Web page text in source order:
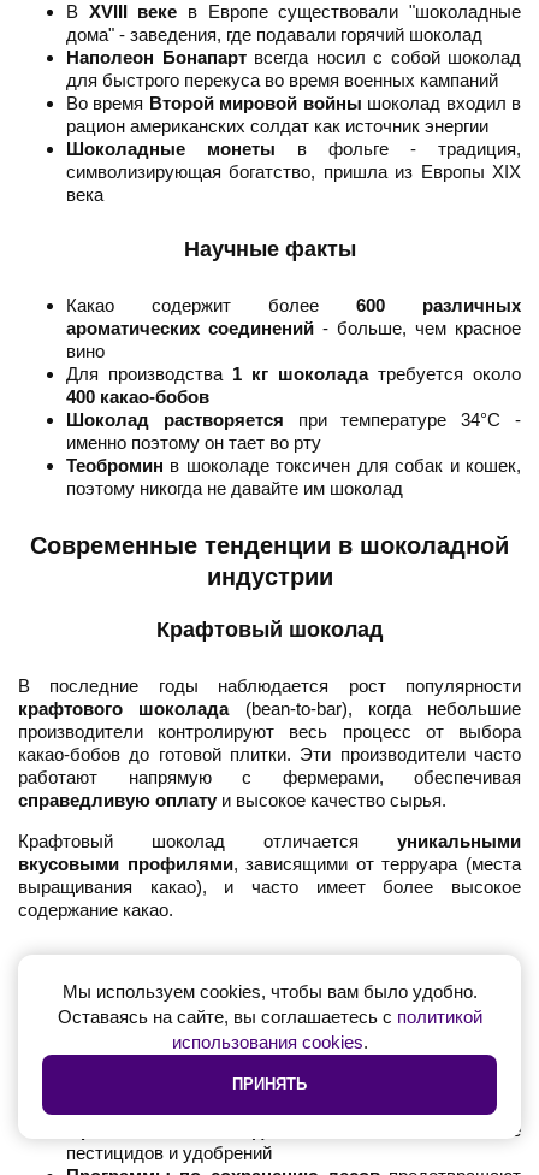
В XVIII веке в Европе существовали "шоколадные
дома" - заведения, где подавали горячий шоколад
Наполеон Бонапартвсегда носил с собой шоколад
для быстрого перекуса во время военных кампаний
Во время Второй мировой войны шоколад входил в
рацион американских солдат как источник энергии
Шоколадные монеты в фольге - традиция,
символизирующая богатство, пришла из Европы XIX
века
Научные факты
Какао содержит более 600 различных
ароматических соединений - больше, чем красное
вино
Для производства 1 кг шоколадатребуется около
400 какао-бобов
Шоколад растворяется при температуре 34°C -
именно поэтому он тает во рту
Теобромин в шоколаде токсичен для собак и кошек,
поэтому никогда не давайте им шоколад
Современные тенденции в шоколадной
индустрии
Крафтовый шоколад
В последние годы наблюдается рост популярности
крафтового шоколада(bean-to-bar), когда небольшие
производители контролируют весь процесс от выбора
какао-бобов до готовой плитки. Эти производители часто
работают напрямую с фермерами, обеспечивая
справедливую оплату и высокое качество сырья.
Крафтовый шоколад отличается уникальными
вкусовыми профилями, зависящими от терруара (места
выращивания какао), и часто имеет более высокое
содержание какао.
Шоколадная индустрия всё больше внимания уделяет
устойчивому развитию:
Сертификация Fairtradeгарантирует справедливую
снижает использование
пестицидов и удобрений
Мы используем cookies, чтобы вам было удобно.
Оставаясь на сайте, вы соглашаетесь с политикой
использования cookies.
ПРИНЯТЬ